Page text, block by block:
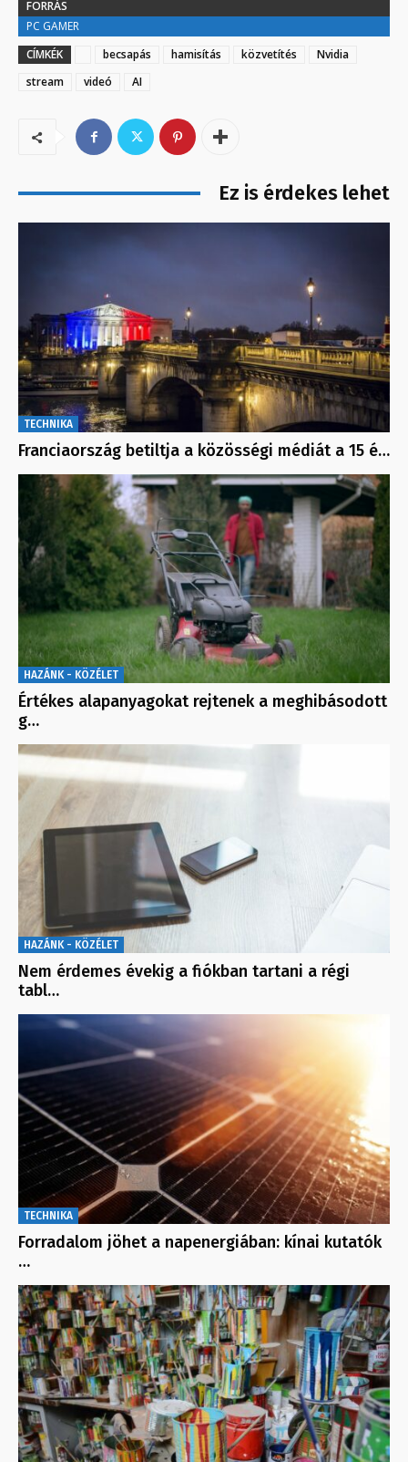
FORRÁS
PC GAMER
CÍMKÉK
becsapás hamisítás közvetítés
Nvidia
stream
videó AI
Ez is érdekes lehet
TECHNIKA
Franciaország betiltja a közösségi médiát a 15 é…
HAZÁNK - KÖZÉLET
Értékes alapanyagokat rejtenek a meghibásodott
g…
HAZÁNK - KÖZÉLET
Nem érdemes évekig a fiókban tartani a régi
tabl…
TECHNIKA
Forradalom jöhet a napenergiában: kínai kutatók
…